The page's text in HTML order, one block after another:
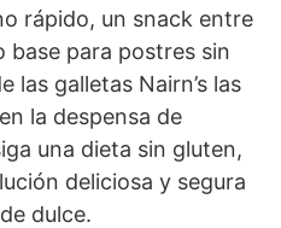
rápido, un snack entre
base para postres sin
las galletas Nairn’s las
la despensa de
una dieta sin gluten,
deliciosa y segura
dulce.